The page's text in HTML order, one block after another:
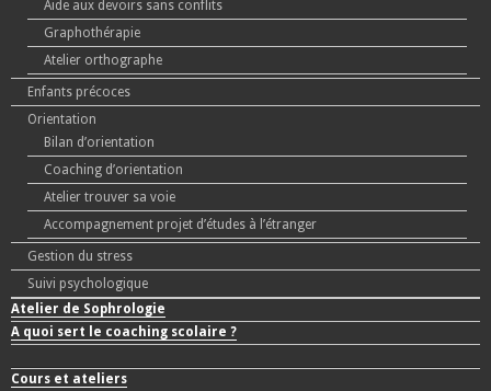
Aide aux devoirs sans conflits
Graphothérapie
Atelier orthographe
Enfants précoces
Orientation
Bilan d’orientation
Coaching d’orientation
Atelier trouver sa voie
Accompagnement projet d’études à l’étranger
Gestion du stress
Suivi psychologique
Atelier de Sophrologie
A quoi sert le coaching scolaire ?
Cours et ateliers